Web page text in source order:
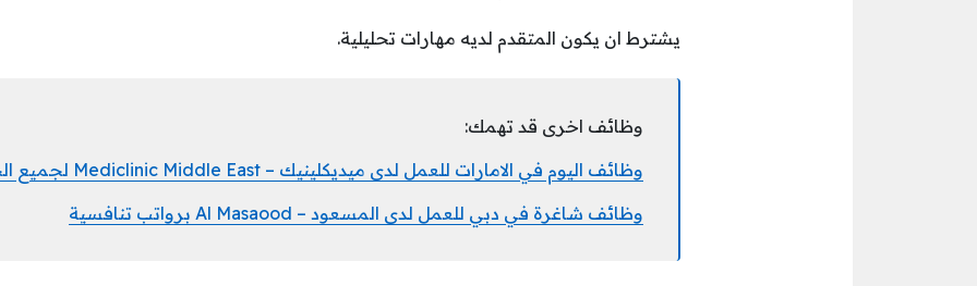
يشترط ان يكون المتقدم لديه مهارات تحليلية.
وظائف اخرى قد تهمك:
وظائف اليوم في الامارات للعمل لدى ميديكلينيك – Mediclinic Middle East لجميع الجنسيات
وظائف شاغرة في دبي للعمل لدى المسعود – Al Masaood برواتب تنافسية